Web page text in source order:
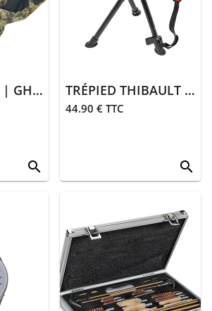
> Entretien
Animalerie
> Sifflets,
GANTS SNAKE | GHOSTCAMO SNAKE FOREST
search
TRÉPIED THIBAULT | ORANGE
44.90 € TTC
search